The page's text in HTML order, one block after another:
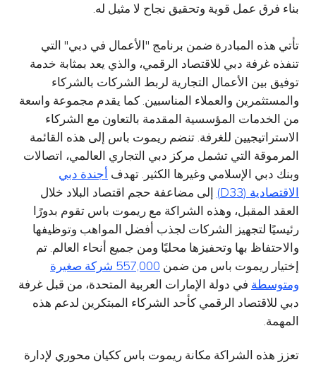
بناء فرق عمل قوية وتحقيق نجاح لا مثيل له.
تأتي هذه المبادرة ضمن برنامج "الأعمال في دبي" التي
تنفذه غرفة دبي للاقتصاد الرقمي، والذي يعد بمثابة خدمة
توفيق بين الأعمال التجارية لربط الشركات بالشركاء
والمستثمرين والعملاء المناسبين. كما يقدم مجموعة واسعة
من الخدمات المؤسسية المقدمة بالتعاون مع الشركاء
الاستراتيجيين للغرفة. تنضم ريموت باس إلى هذه القائمة
المرموقة التي تشمل مركز دبي التجاري العالمي، اتصالات
وبنك دبي الإسلامي وغيرها الكثير. تهدف أجندة دبي
الاقتصادية (D33)
إلى مضاعفة حجم اقتصاد البلاد خلال
العقد المقبل، وهذه الشراكة مع ريموت باس تقوم بدورًا
رئيسيًا لتجهيز الشركات لجذب أفضل المواهب وتوظيفها
والاحتفاظ بها وتحفيزها محليًا ومن جميع أنحاء العالم. تم
إختيار ريموت باس من ضمن
557,000 شركة صغيرة
ومتوسطة في دولة الإمارات العربية المتحدة، من قبل غرفة
دبي للاقتصاد الرقمي كأحد الشركاء المبتكرين لدعم هذه
المهمة.
تعزز هذه الشراكة مكانة ريموت باس ككيان محوري لإدارة